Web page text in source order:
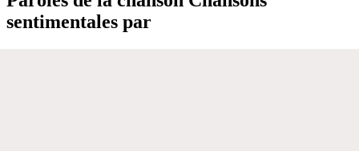
sentimentales par